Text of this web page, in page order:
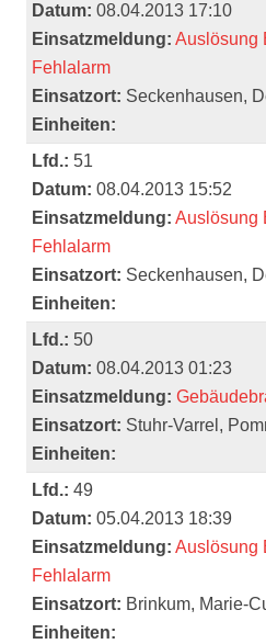
Datum: 08.04.2013 17:10
Einsatzmeldung: Auslösung
Fehlalarm
Einsatzort: Seckenhausen,
Einheiten:
Lfd.: 51
Datum: 08.04.2013 15:52
Einsatzmeldung: Auslösung
Fehlalarm
Einsatzort: Seckenhausen,
Einheiten:
Lfd.: 50
Datum: 08.04.2013 01:23
Einsatzmeldung:
Einsatzort: Stuhr-Varrel,
Einheiten:
Lfd.: 49
Datum: 05.04.2013 18:39
Einsatzmeldung: Auslösung
Fehlalarm
Einsatzort: Brinkum, Marie-
Einheiten: